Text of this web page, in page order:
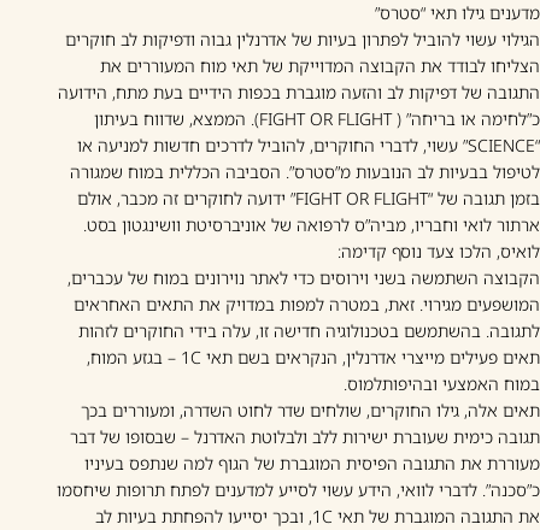
מדענים גילו תאי “סטרס”
הגילוי עשוי להוביל לפתרון בעיות של אדרנלין גבוה ודפיקות לב חוקרים
הצליחו לבודד את הקבוצה המדוייקת של תאי מוח המעוררים את
התגובה של דפיקות לב והזעה מוגברת בכפות הידיים בעת מתח, הידועה
כ”לחימה או בריחה” ( FIGHT OR FLIGHT). הממצא, שדווח בעיתון
“SCIENCE” עשוי, לדברי החוקרים, להוביל לדרכים חדשות למניעה או
לטיפול בבעיות לב הנובעות מ”סטרס”. הסביבה הכללית במוח שמגורה
בזמן תגובה של “FIGHT OR FLIGHT” ידועה לחוקרים זה מכבר, אולם
ארתור לואי וחבריו, מביה”ס לרפואה של אוניברסיטת וושינגטון בסט.
לואיס, הלכו צעד נוסף קדימה:
הקבוצה השתמשה בשני וירוסים כדי לאתר נוירונים במוח של עכברים,
המושפעים מגירוי. זאת, במטרה למפות במדויק את התאים האחראים
לתגובה. בהשתמשם בטכנולוגיה חדישה זו, עלה בידי החוקרים לזהות
תאים פעילים מייצרי אדרנלין, הנקראים בשם תאי 1C – בגזע המוח,
במוח האמצעי ובהיפותלמוס.
תאים אלה, גילו החוקרים, שולחים שדר לחוט השדרה, ומעוררים בכך
תגובה כימית שעוברת ישירות ללב ולבלוטת האדרנל – שבסופו של דבר
מעוררת את התגובה הפיסית המוגברת של הגוף למה שנתפס בעיניו
כ”סכנה”. לדברי לוואי, הידע עשוי לסייע למדענים לפתח תרופות שיחסמו
את התגובה המוגברת של תאי 1C, ובכך יסייעו להפחתת בעיות לב